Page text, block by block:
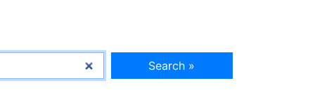
Search »